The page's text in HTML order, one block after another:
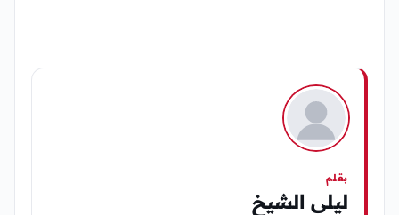
بقلم
ليلى الشيخ